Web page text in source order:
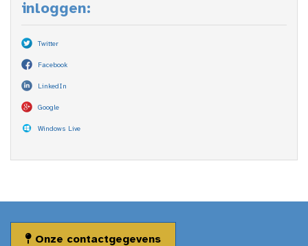
inloggen:
Twitter
Facebook
LinkedIn
Google
Windows Live
Onze contactgegevens